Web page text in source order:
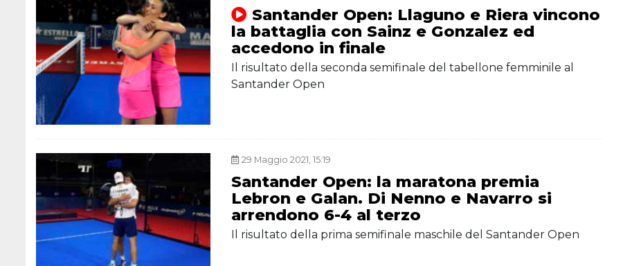
Santander Open: Llaguno e Riera vincono
la battaglia con Sainz e Gonzalez ed
accedono in finale
Il risultato della seconda semifinale del tabellone femminile al
Santander Open
29 Maggio 2021, 15:19
Santander Open: la maratona premia
Lebron e Galan. Di Nenno e Navarro si
arrendono 6-4 al terzo
Il risultato della prima semifinale maschile del Santander Open